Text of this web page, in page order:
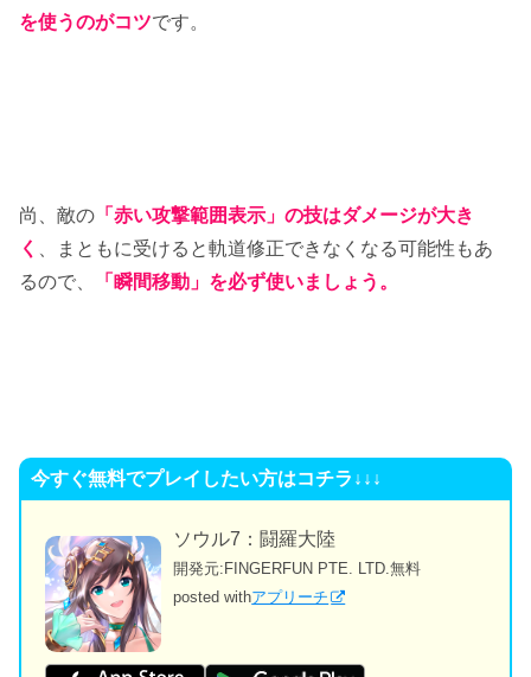
を使うのがコツです。
尚、敵の 「赤い攻撃範囲表示」の技はダメージが大き
く
、まともに受けると軌道修正できなくなる可能性もあ
るので、
「瞬間移動」を必ず使いましょう。
今すぐ無料でプレイしたい方はコチラ↓↓↓
ソウル7：闘羅大陸
開発元: FINGERFUN PTE. LTD.無料
posted withアプリーチ